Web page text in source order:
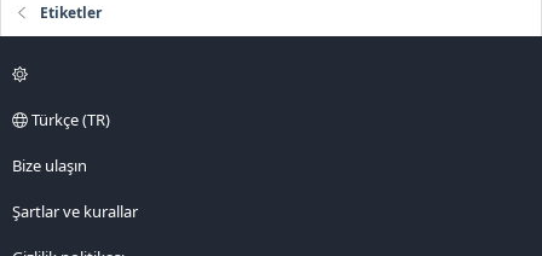
Etiketler
Türkçe (TR)
Bize ulaşın
Şartlar ve kurallar